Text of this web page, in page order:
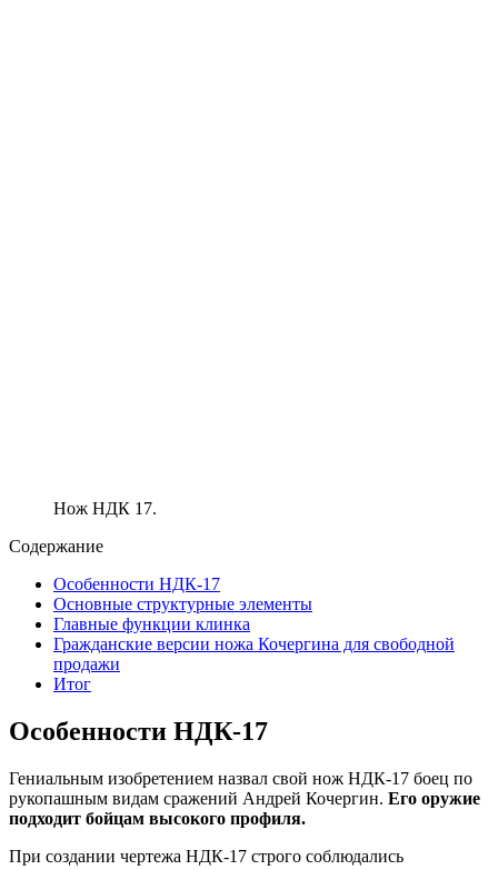
Нож НДК 17.
Содержание
Особенности НДК-17
Основные структурные элементы
Главные функции клинка
Гражданские версии ножа Кочергина для свободной
продажи
Итог
Особенности НДК-17
Гениальным изобретением назвал свой нож НДК-17 боец по
рукопашным видам сражений Андрей Кочергин. Его оружие
подходит бойцам высокого профиля.
При создании чертежа НДК-17 строго соблюдались